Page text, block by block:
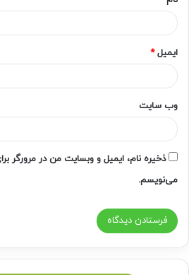
ایمیل*
وب‌ سایت
ذخیره نام، ایمیل و وبسایت من در مرورگر
می‌نویسم.